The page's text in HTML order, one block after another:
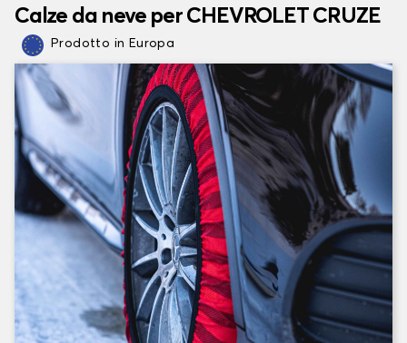
Calze da neve per CHEVROLET CRUZE
Prodotto in Europa